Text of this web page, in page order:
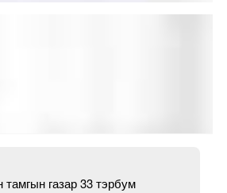
тамгын газар 33 тэрбум